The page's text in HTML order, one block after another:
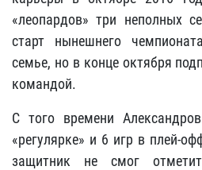
«леопардов» три неполных
старт нынешнего
семье, но в конце октября
командой.
С того времени
«регулярке» и 6 игр в плей-
защитник не смог